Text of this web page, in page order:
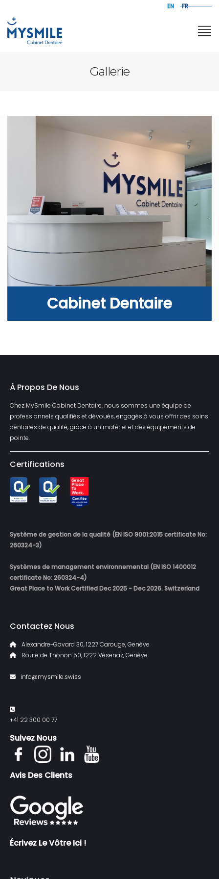
EN FR
Gallerie
Cabinet Dentaire
À Propos De Nous
Chez MySmile Cabinet Dentaire, nous sommes une équipe de
professionnels qualifiés et dévoués, engagés à vous offrir des soins
dentaires de qualité, grâce à un matériel et des équipements de
pointe.
Certifications
Système de gestion de la qualité (EN ISO 9001:2015 certificate No:
260324-3)
Systèmes de management environnemental (EN ISO 1400012
certificate No: 260324-4)
Great Place to Work Certified Dec 2025 - Dec 2026. Switzerland
Contactez Nous
Alexandre-Gavard 30, 1227 Carouge, Genève
Route de Thonon 50, 1222 Vésenaz, Genève
info@mysmile.swiss
+41 22 300 00 77
Suivez Nous
Avis Des Clients
Écrivez Le Vôtre Ici !